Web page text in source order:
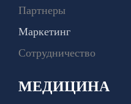
Партнеры
Маркетинг
Сотрудничество
МЕДИЦИНА